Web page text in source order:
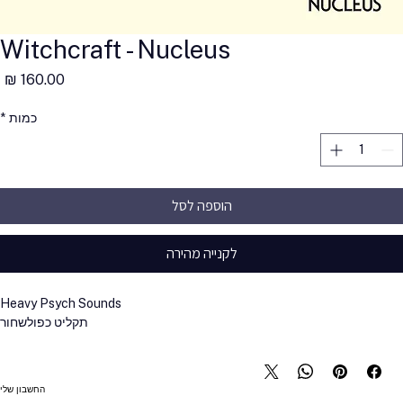
Witchcraft - Nucleus
כמות *
הוספה לסל
לקנייה מהירה
Heavy Psych Sounds
תקליט כפולשחור
החשבון שלי